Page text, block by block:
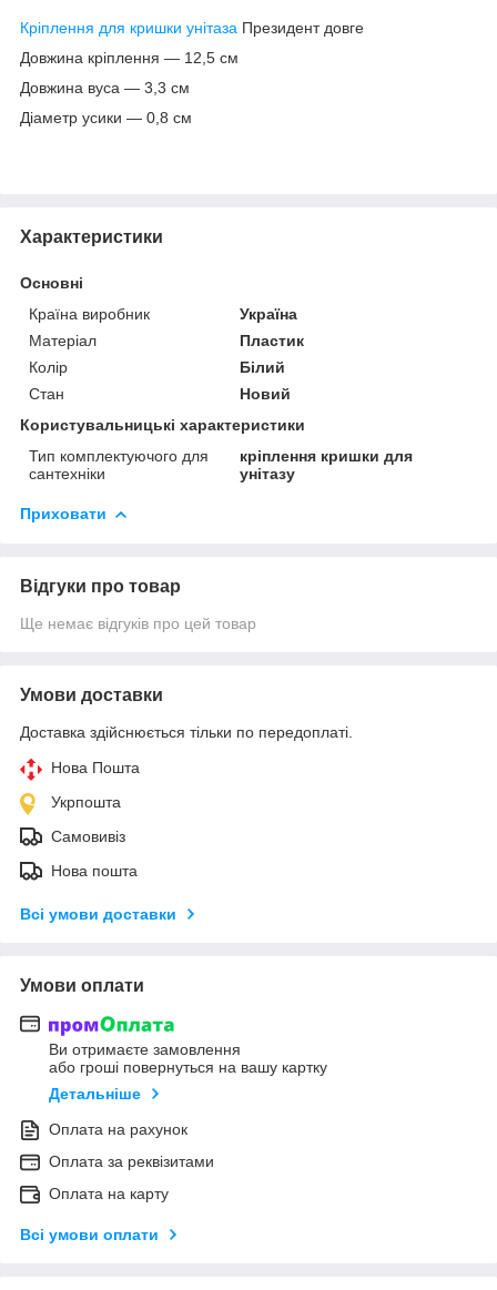
Кріплення для кришки унітаза Президент довге
Довжина кріплення — 12,5 см
Довжина вуса — 3,3 см
Діаметр усики — 0,8 см
Характеристики
Основні
Країна виробник
Україна
Матеріал
Пластик
Колір
Білий
Стан
Новий
Користувальницькі характеристики
Тип комплектуючого для
сантехніки
кріплення кришки для
унітазу
Приховати
Відгуки про товар
Ще немає відгуків про цей товар
Умови доставки
Доставка здійснюється тільки по передоплаті.
Нова Пошта
Укрпошта
Самовивіз
Нова пошта
Всі умови доставки
Умови оплати
Ви отримаєте замовлення
або гроші повернуться на вашу картку
Детальніше
Оплата на рахунок
Оплата за реквізитами
Оплата на карту
Всі умови оплати